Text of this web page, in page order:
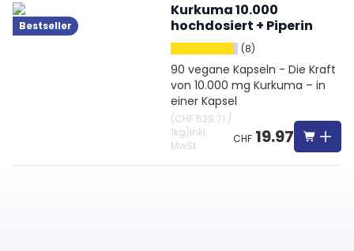
Bestseller
Kurkuma 10.000
hochdosiert + Piperin
(8)
90 vegane Kapseln - Die Kraft
von 10.000 mg Kurkuma – in
einer Kapsel
(CHF 529.71 /
1kg)inkl.
MwSt
CHF19.97